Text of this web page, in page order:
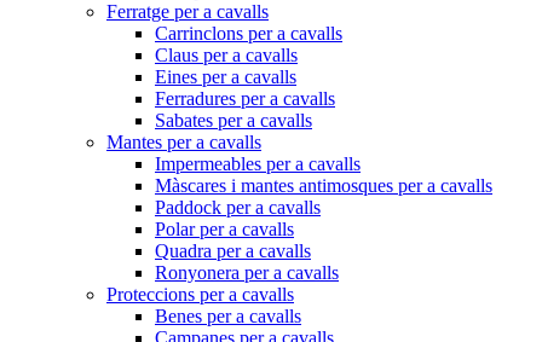
Ferratge per a cavalls
Carrinclons per a cavalls
Claus per a cavalls
Eines per a cavalls
Ferradures per a cavalls
Sabates per a cavalls
Mantes per a cavalls
Impermeables per a cavalls
Màscares i mantes antimosques per a cavalls
Paddock per a cavalls
Polar per a cavalls
Quadra per a cavalls
Ronyonera per a cavalls
Proteccions per a cavalls
Benes per a cavalls
Campanes per a cavalls